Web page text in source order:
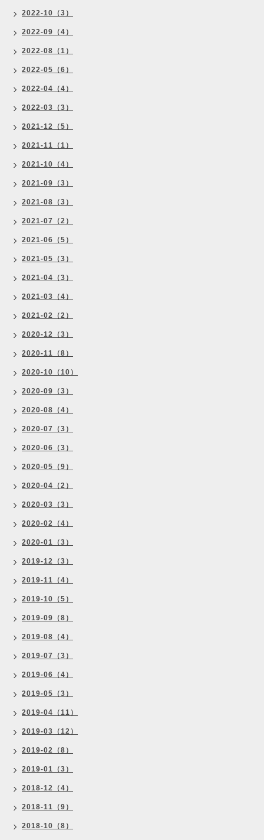
2022-10（3）
2022-09（4）
2022-08（1）
2022-05（6）
2022-04（4）
2022-03（3）
2021-12（5）
2021-11（1）
2021-10（4）
2021-09（3）
2021-08（3）
2021-07（2）
2021-06（5）
2021-05（3）
2021-04（3）
2021-03（4）
2021-02（2）
2020-12（3）
2020-11（8）
2020-10（10）
2020-09（3）
2020-08（4）
2020-07（3）
2020-06（3）
2020-05（9）
2020-04（2）
2020-03（3）
2020-02（4）
2020-01（3）
2019-12（3）
2019-11（4）
2019-10（5）
2019-09（8）
2019-08（4）
2019-07（3）
2019-06（4）
2019-05（3）
2019-04（11）
2019-03（12）
2019-02（8）
2019-01（3）
2018-12（4）
2018-11（9）
2018-10（8）